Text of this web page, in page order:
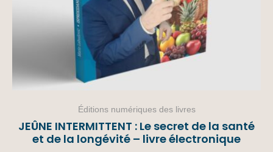
Éditions numériques des livres
JEÛNE INTERMITTENT : Le secret de la santé
et de la longévité – livre électronique